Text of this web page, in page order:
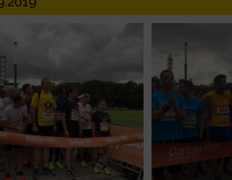
Informationen identifizieren